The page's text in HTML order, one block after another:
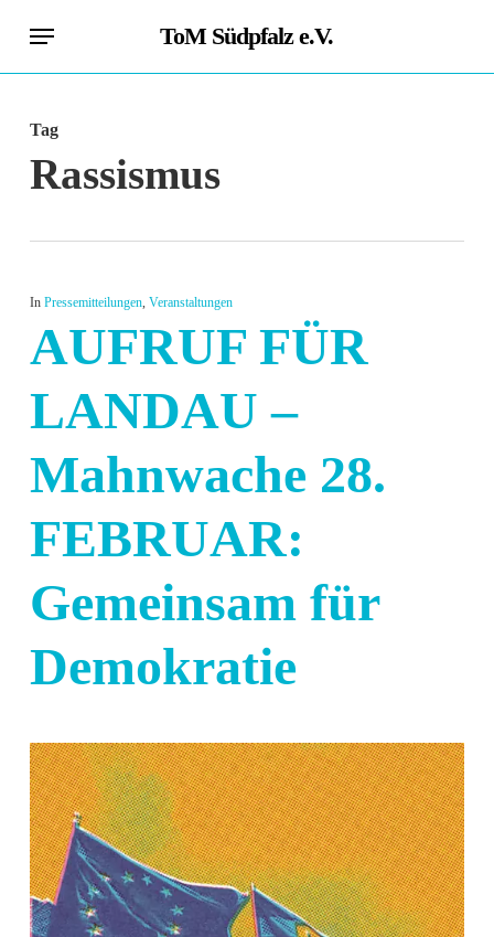
content
ToM Südpfalz e.V.
Menu
Tag
Rassismus
In Pressemitteilungen, Veranstaltungen
AUFRUF FÜR
LANDAU –
Mahnwache 28.
FEBRUAR:
Gemeinsam für
Demokratie